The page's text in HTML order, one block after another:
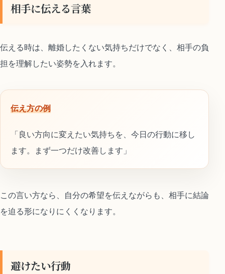
相手に伝える言葉
伝える時は、離婚したくない気持ちだけでなく、相手の負
担を理解したい姿勢を入れます。
伝え方の例
「良い方向に変えたい気持ちを、今日の行動に移し
ます。まず一つだけ改善します」
この言い方なら、自分の希望を伝えながらも、相手に結論
を迫る形になりにくくなります。
避けたい行動